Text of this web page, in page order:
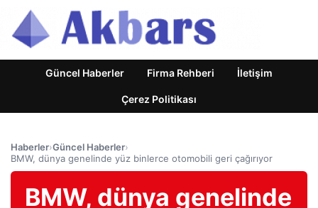
Güncel Haberler Firma Rehberi İletişim
Çerez Politikası
Haberler›Güncel Haberler›
BMW, dünya genelinde yüz binlerce otomobili geri çağırıyor
BMW, dünya genelinde